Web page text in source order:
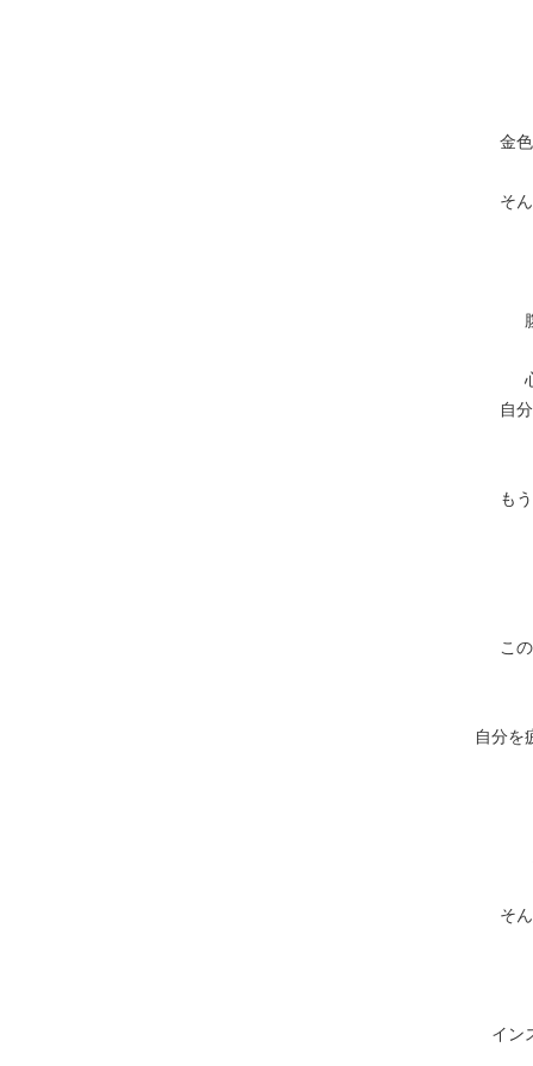
金
そ
自
も
こ
自分を
そ
イン